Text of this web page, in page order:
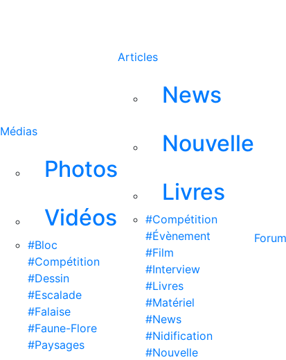
Médias
Photos
Vidéos
#Bloc
#Compétition
#Dessin
#Escalade
#Falaise
#Faune-Flore
#Paysages
Articles
News
Nouvelle
Livres
#Compétition
#Évènement
#Film
#Interview
#Livres
#Matériel
#News
#Nidification
#Nouvelle
Forum